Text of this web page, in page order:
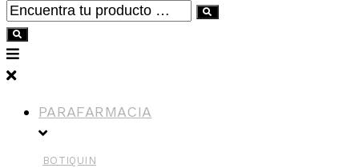
PARAFARMACIA
BOTIQUIN